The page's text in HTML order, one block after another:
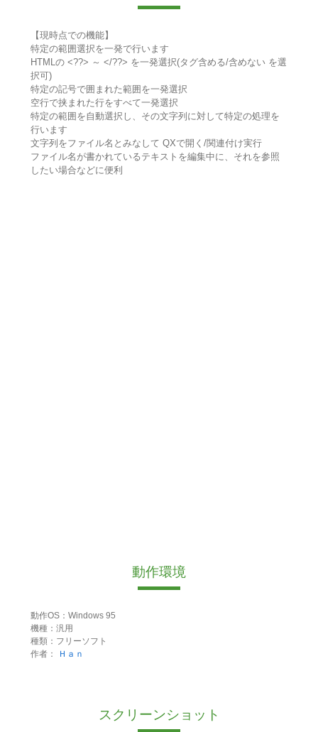
【現時点での機能】
特定の範囲選択を一発で行います
HTMLの <??> ～ </??> を一発選択(タグ含める/含めない を選
択可)
特定の記号で囲まれた範囲を一発選択
空行で挟まれた行をすべて一発選択
特定の範囲を自動選択し、その文字列に対して特定の処理を
行います
文字列をファイル名とみなして QXで開く/関連付け実行
ファイル名が書かれているテキストを編集中に、それを参照
したい場合などに便利
動作環境
動作OS：Windows 95
機種：汎用
種類：フリーソフト
作者：
Ｈａｎ
スクリーンショット